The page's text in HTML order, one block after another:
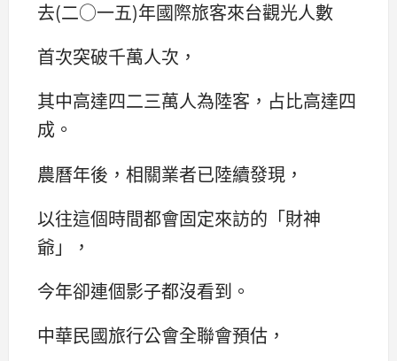
去(二○一五)年國際旅客來台觀光人數
首次突破千萬人次，
其中高達四二三萬人為陸客，占比高達四
成。
農曆年後，相關業者已陸續發現，
以往這個時間都會固定來訪的「財神
爺」，
今年卻連個影子都沒看到。
中華民國旅行公會全聯會預估，